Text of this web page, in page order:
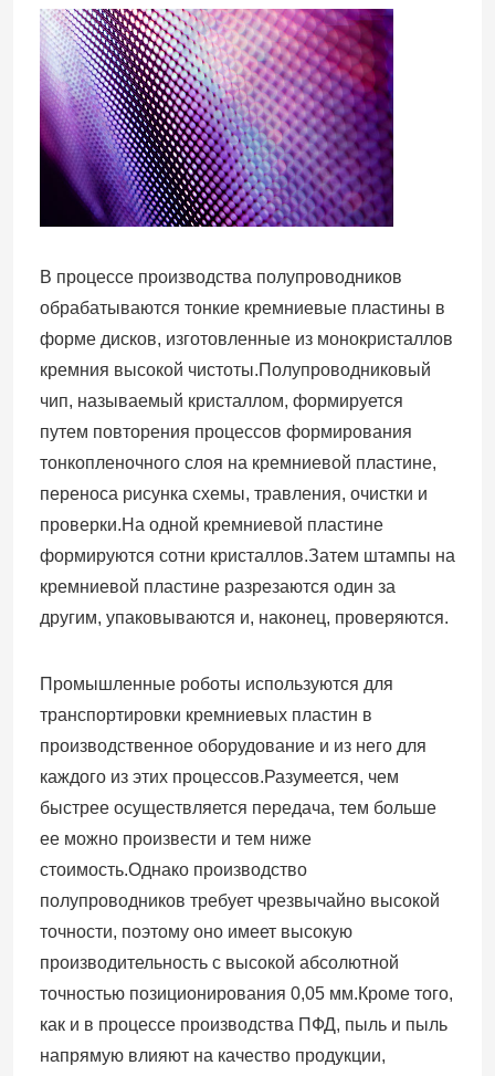
Оставьте сообщение
Мы скоро тебе перезвоним!
В процессе производства полупроводников
обрабатываются тонкие кремниевые пластины в
форме дисков, изготовленные из монокристаллов
кремния высокой чистоты.Полупроводниковый
чип, называемый кристаллом, формируется
путем повторения процессов формирования
тонкопленочного слоя на кремниевой пластине,
переноса рисунка схемы, травления, очистки и
проверки.На одной кремниевой пластине
формируются сотни кристаллов.Затем штампы на
кремниевой пластине разрезаются один за
другим, упаковываются и, наконец, проверяются.
Промышленные роботы используются для
транспортировки кремниевых пластин в
производственное оборудование и из него для
каждого из этих процессов.Разумеется, чем
быстрее осуществляется передача, тем больше
ее можно произвести и тем ниже
стоимость.Однако производство
полупроводников требует чрезвычайно высокой
точности, поэтому оно имеет высокую
производительность с высокой абсолютной
точностью позиционирования 0,05 мм.Кроме того,
как и в процессе производства ПФД, пыль и пыль
напрямую влияют на качество продукции,